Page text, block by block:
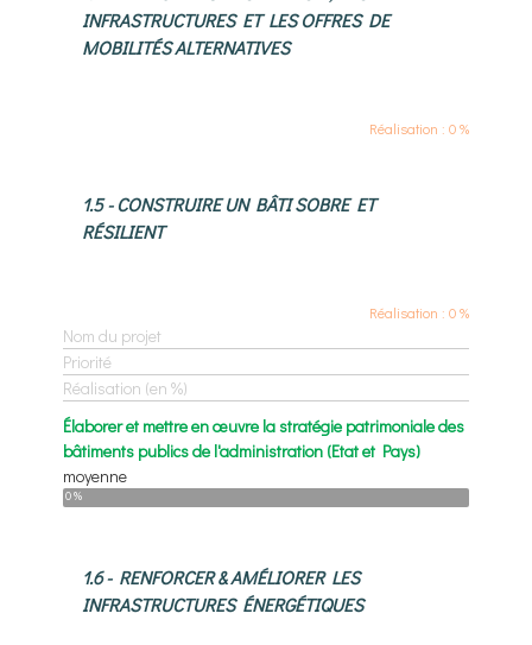
INFRASTRUCTURES ET LES OFFRES DE
MOBILITÉS ALTERNATIVES
Réalisation : 0 %
1.5 - CONSTRUIRE UN BÂTI SOBRE ET
RÉSILIENT
Réalisation : 0 %
Nom du projet
Priorité
Réalisation (en %)
Élaborer et mettre en œuvre la stratégie patrimoniale des
bâtiments publics de l'administration (Etat et Pays)
moyenne
0 %
1.6 - RENFORCER & AMÉLIORER LES
INFRASTRUCTURES ÉNERGÉTIQUES